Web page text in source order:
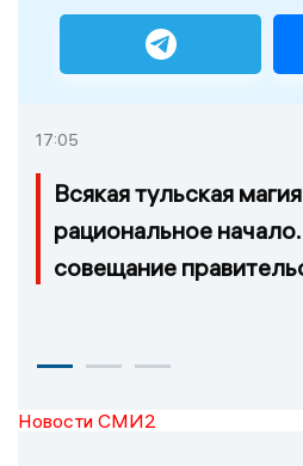
17:05
Всякая тульская
рациональное
совещание
Новости СМИ2